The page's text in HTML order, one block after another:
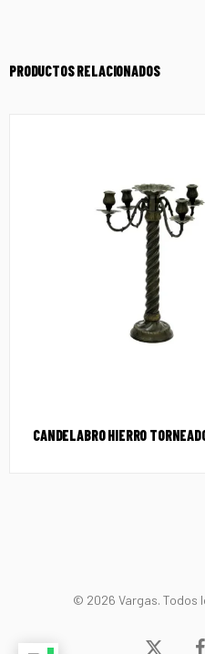
PRODUCTOS RELACIONADOS
CANDELABRO HIERRO
© 2026 Vargas. Todos
x-